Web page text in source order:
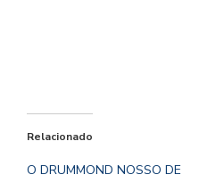
Relacionado
O DRUMMOND NOSSO DE